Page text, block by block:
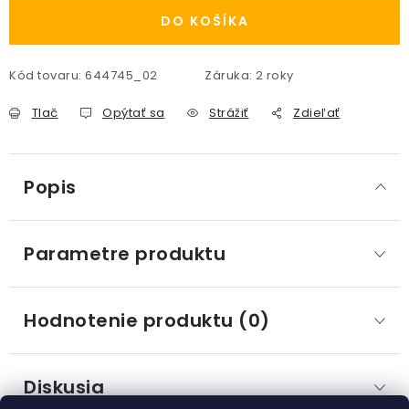
DO KOŠÍKA
Kód tovaru: 644745_02 Záruka: 2 roky
Tlač Opýtať sa Strážiť Zdieľať
Popis
Parametre produktu
Hodnotenie produktu (0)
Diskusia